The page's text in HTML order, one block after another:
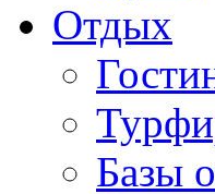
Отдых
Базы